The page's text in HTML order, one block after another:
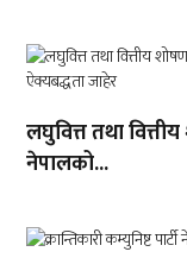
लघुवित्त तथा
नेपालको...